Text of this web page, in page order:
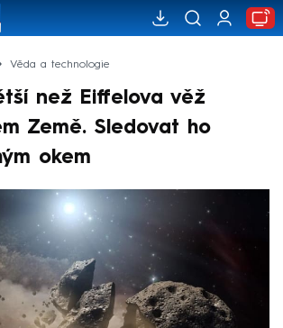
Věda a technologie
než Eiffelova věž
Země. Sledovat ho
okem